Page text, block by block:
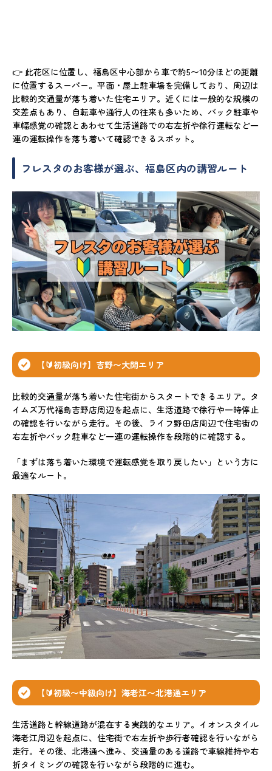
👉 此花区に位置し、福島区中心部から車で約5〜10分ほどの距離
に位置するスーパー。平面・屋上駐車場を完備しており、周辺は
比較的交通量が落ち着いた住宅エリア。近くには一般的な規模の
交差点もあり、自転車や通行人の往来も多いため、バック駐車や
車幅感覚の確認とあわせて生活道路での右左折や徐行運転など一
連の運転操作を落ち着いて確認できるスポット。
フレスタのお客様が選ぶ、福島区内の講習ルート
【🔰初級向け】吉野〜大開エリア
比較的交通量が落ち着いた住宅街からスタートできるエリア。タ
イムズ万代福島吉野店周辺を起点に、生活道路で徐行や一時停止
の確認を行いながら走行。その後、ライフ野田店周辺で住宅街の
右左折やバック駐車など一連の運転操作を段階的に確認する。
「まずは落ち着いた環境で運転感覚を取り戻したい」という方に
最適なルート。
【🔰初級〜中級向け】海老江〜北港通エリア
生活道路と幹線道路が混在する実践的なエリア。イオンスタイル
海老江周辺を起点に、住宅街で右左折や歩行者確認を行いながら
走行。その後、北港通へ進み、交通量のある道路で車線維持や右
折タイミングの確認を行いながら段階的に進む。